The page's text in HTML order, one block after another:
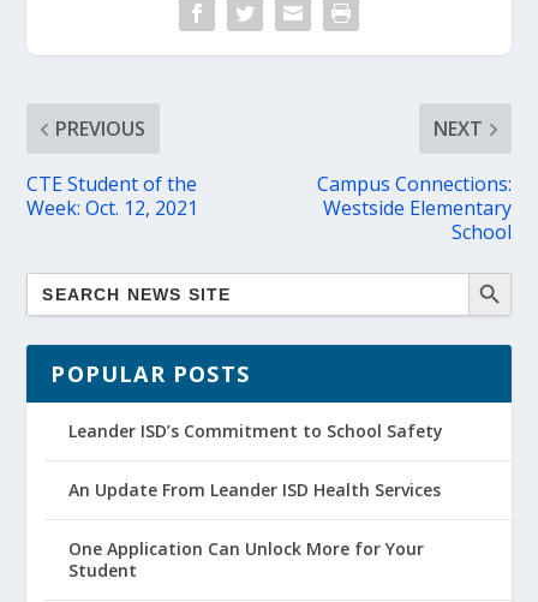
PREVIOUS
CTE Student of the
Week: Oct. 12, 2021
NEXT
Campus Connections:
Westside Elementary
School
POPULAR POSTS
Leander ISD’s Commitment to School Safety
An Update From Leander ISD Health Services
One Application Can Unlock More for Your
Student